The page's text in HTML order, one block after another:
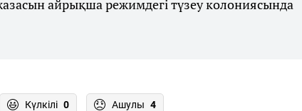
айрықша режимдегі түзеу колониясында
Күлкілі 0 Ашулы 4